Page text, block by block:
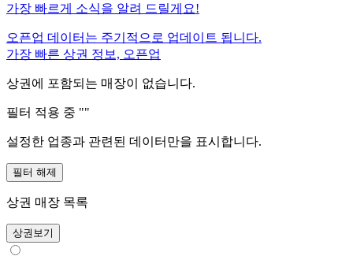
가장 빠르게 소식을 알려 드릴게요!
오픈업 데이터는 주기적으로 업데이트 됩니다.
가장 빠른 상권 정보, 오픈업
상권에 포함되는 매장이 없습니다.
필터 적용 중 ""
설정한 업종과 관련된 데이터만을 표시합니다.
필터 해제
상권 매장 목록
상권보기